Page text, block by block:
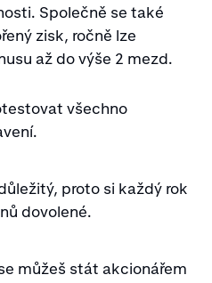
Společně se také
zisk, ročně lze
až do výše 2 mezd.
všechno
proto si každý rok
dovolené.
můžeš stát akcionářem